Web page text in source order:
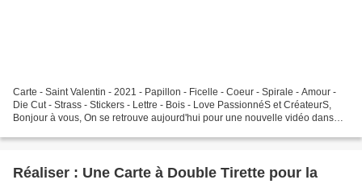
Carte - Saint Valentin - 2021 - Papillon - Ficelle - Coeur - Spirale - Amour -
Die Cut - Strass - Stickers - Lettre - Bois - Love PassionnéS et CréateurS,
Bonjour à vous, On se retrouve aujourd'hui pour une nouvelle vidéo dans
Réaliser : Une Carte à Double Tirette pour la